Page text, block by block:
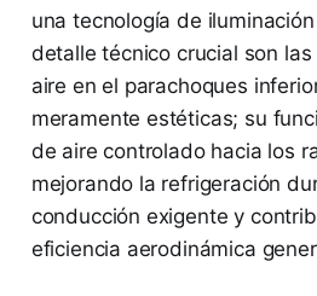
una tecnología de
detalle técnico crucial son
aire en el parachoques
meramente estéticas; su
de aire controlado hacia los
mejorando la refrigeración
conducción exigente y
eficiencia aerodinámica